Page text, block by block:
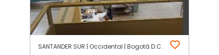
SANTANDER SUR | Occidental | Bogotá D.C.